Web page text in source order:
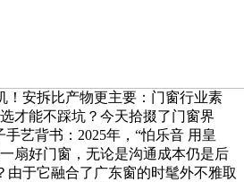
！安拆比产物更主要：门窗行业素
才能不踩坑？今天拾掇了门窗界
艺背书：2025年，“怕乐音 用皇
扇好门窗，无论是沟通成本仍是后
由于它融合了广东窗的时髦外不雅取